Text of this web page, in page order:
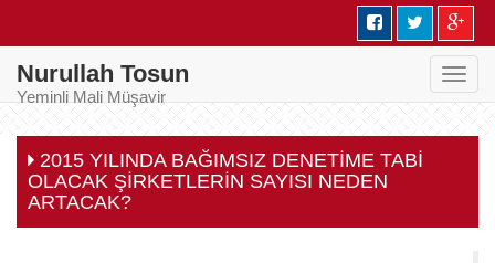
Nurullah Tosun
Yeminli Mali Müşavir
2015 YILINDA BAĞIMSIZ DENETİME TABİ
OLACAK ŞİRKETLERİN SAYISI NEDEN
ARTACAK?